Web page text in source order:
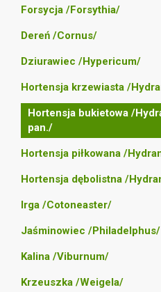
Forsycja /Forsythia/
Dereń /Cornus/
Dziurawiec /Hypericum/
Hortensja krzewiasta /
Hortensja bukietowa /
pan./
Hortensja piłkowana /
Hortensja dębolistna /
Irga /Cotoneaster/
Jaśminowiec /Philadelphus/
Kalina /Viburnum/
Krzeuszka /Weigela/